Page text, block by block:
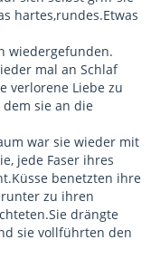
hartes,rundes.Etwas
wiedergefunden.
mal an Schlaf
verlorene Liebe zu
sie an die
war sie wieder mit
jede Faser ihres
benetzten ihre
zu ihren
drängte
sie vollführten den